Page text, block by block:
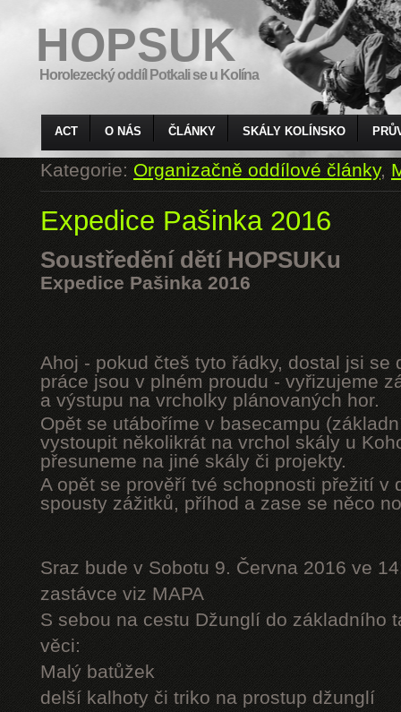
HOPSUK
Horolezecký oddíl Potkali se u Kolína
ACT O NÁS ČLÁNKY SKÁLY KOLÍNSKO
Kategorie:Organizačně oddílové články,
Expedice Pašinka 2016
Soustředění dětí HOPSUKu
Expedice Pašinka 2016
Ahoj - pokud čteš tyto řádky, dostal jsi se
práce jsou v plném proudu - vyřizujeme
a výstupu na vrcholky plánovaných hor.
Opět se utáboříme v basecampu
vystoupit několikrát na vrchol skály u
přesuneme na jiné skály či projekty.
A opět se prověří tvé schopnosti přežití v
spousty zážitků, příhod a zase se něco
Sraz bude v Sobotu 9. Června 2016 ve
zastávce viz MAPA
S sebou na cestu Džunglí do základního
věci:
Malý batůžek
delší kalhoty či triko na prostup džunglí